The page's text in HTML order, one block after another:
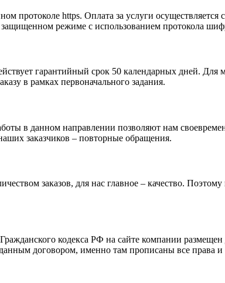
протоколе https. Оплата за услуги
режиме с использованием протокола
гарантийный срок 50 календарных дней.
в рамках первоначального задания.
в данном направлении позволяют нам
заказчиков – повторные обращения.
заказов, для нас главное – качество.
Гражданского кодекса РФ на сайте компании
договором, именно там прописаны все права